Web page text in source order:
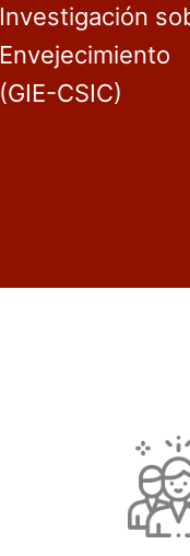
Investigación
Envejecimiento
(GIE-CSIC)